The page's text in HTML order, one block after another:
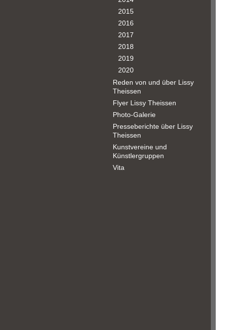
2015
2016
2017
2018
2019
2020
Reden von und über Lissy
Theissen
Flyer Lissy Theissen
Photo-Galerie
Presseberichte über Lissy
Theissen
Kunstvereine und
Künstlergruppen
Vita